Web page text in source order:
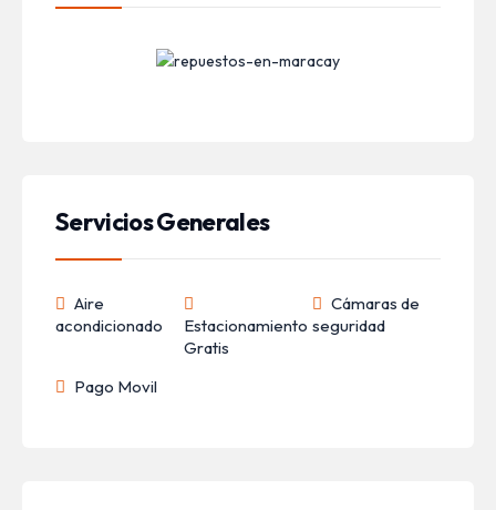
Servicios Generales
Aire
acondicionado
Estacionamiento
Gratis
Cámaras de
seguridad
Pago Movil